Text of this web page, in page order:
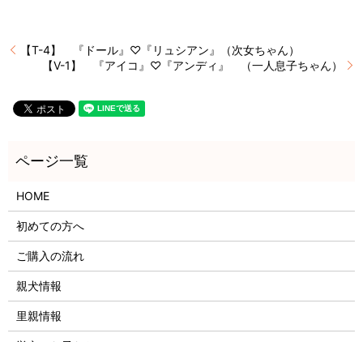
【T-4】 『ドール』♡『リュシアン』（次女ちゃん）
【V-1】 『アイコ』♡『アンディ』 （一人息子ちゃん）
HOME
初めての方へ
ご購入の流れ
親犬情報
里親情報